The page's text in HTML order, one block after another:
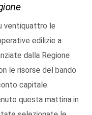
ventiquattro le
edilizie a
dalla Regione
le risorse del bando
capitale.
questa mattina in